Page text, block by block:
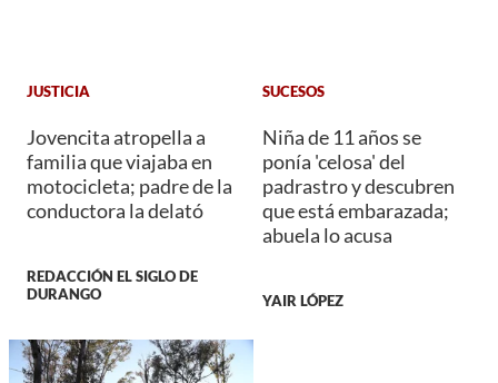
JUSTICIA
Jovencita atropella a
familia que viajaba en
motocicleta; padre de la
conductora la delató
REDACCIÓN EL SIGLO DE
DURANGO
SUCESOS
Niña de 11 años se
ponía 'celosa' del
padrastro y descubren
que está embarazada;
abuela lo acusa
YAIR LÓPEZ